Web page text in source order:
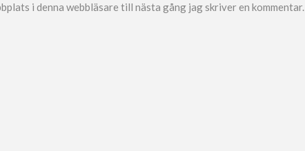
i denna webbläsare till nästa gång jag skriver en kommentar.